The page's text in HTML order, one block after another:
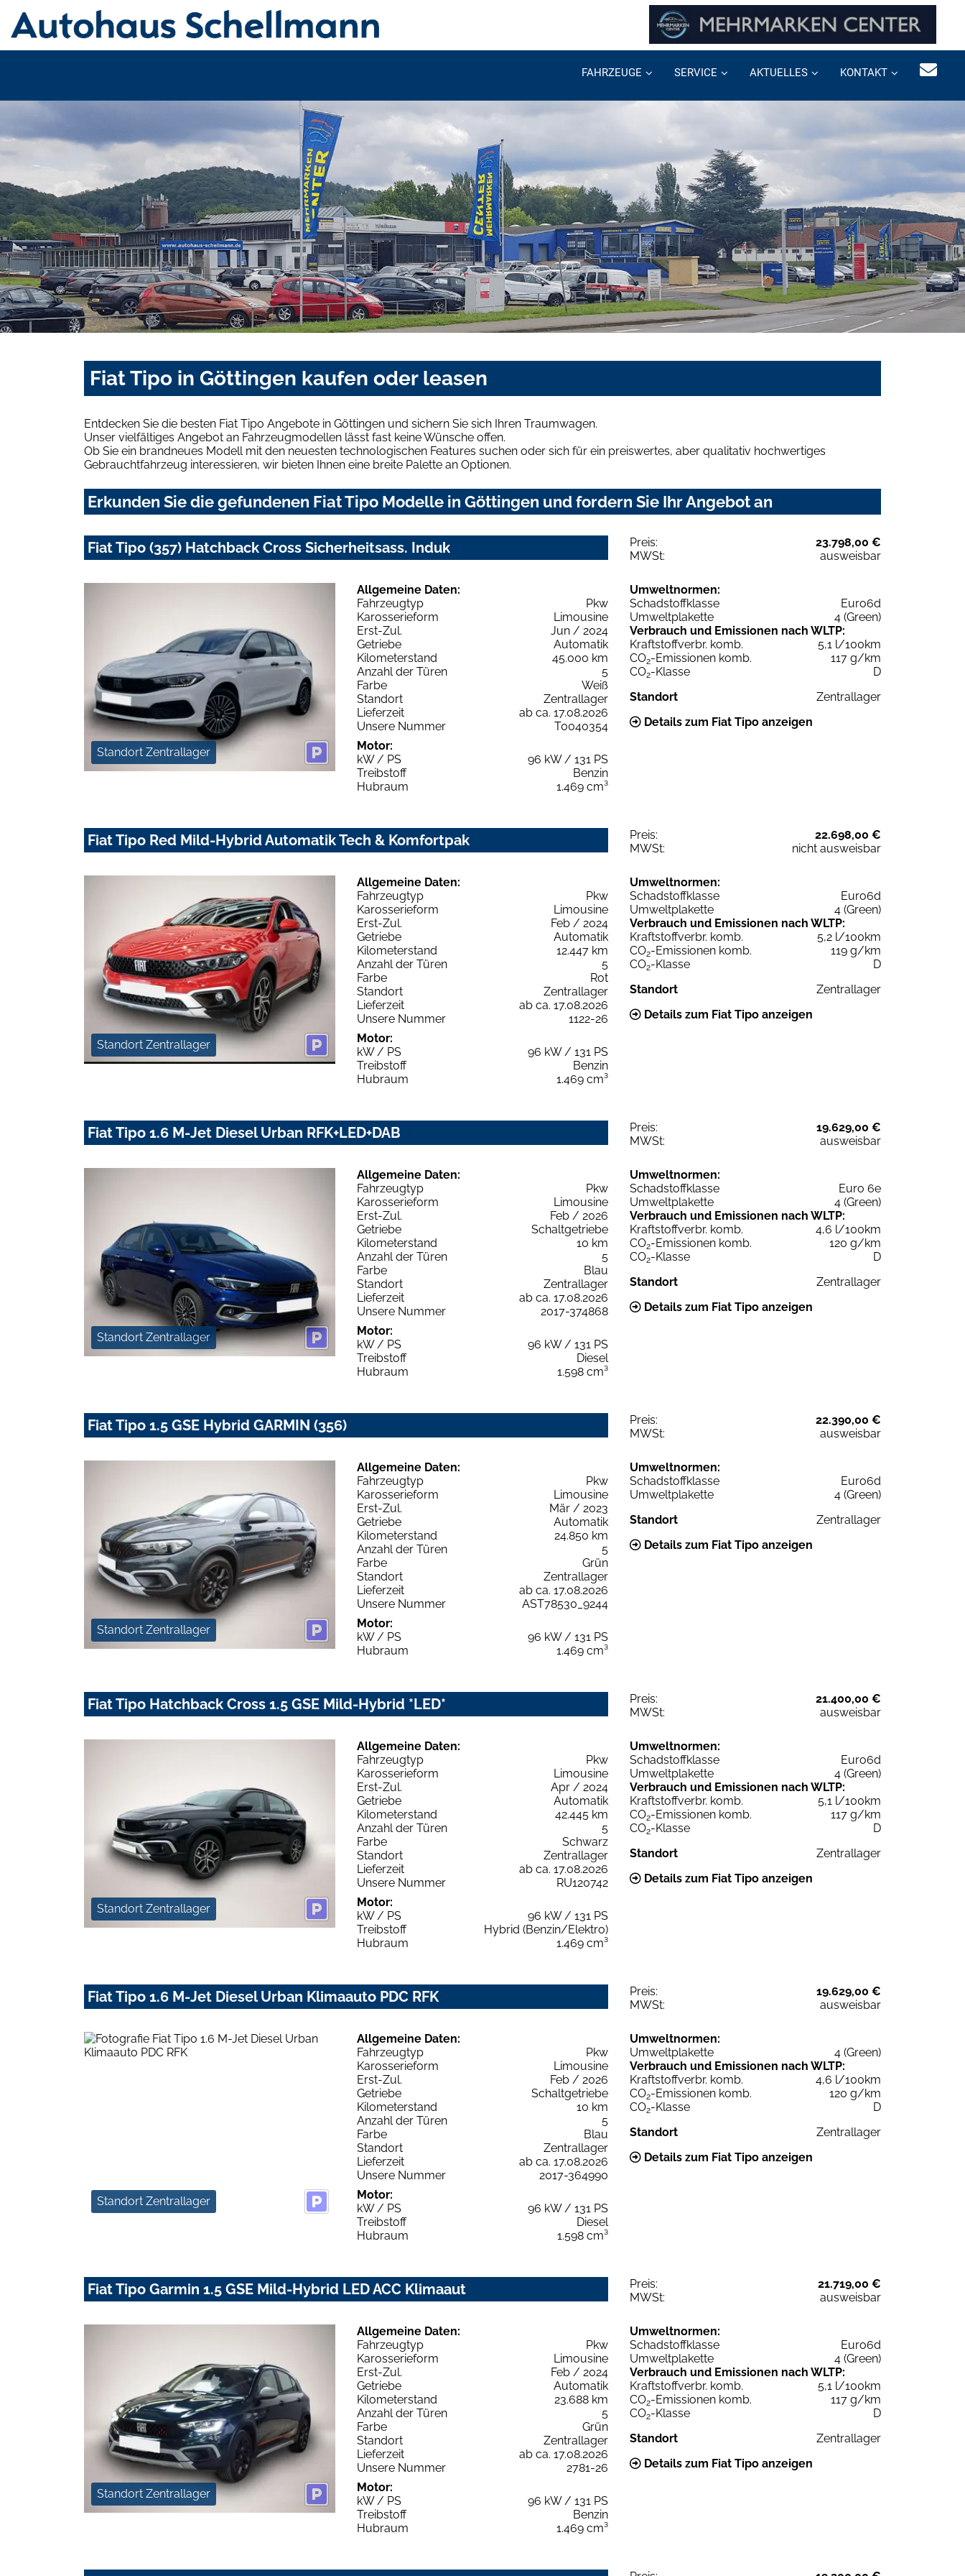
FAHRZEUGE SERVICE AKTUELLES KONTAKT
Fiat Tipo in Göttingen kaufen oder leasen
Entdecken Sie die besten Fiat Tipo Angebote in Göttingen und sichern Sie sich Ihren Traumwagen.
Unser vielfältiges Angebot an Fahrzeugmodellen lässt fast keine Wünsche offen.
Ob Sie ein brandneues Modell mit den neuesten technologischen Features suchen oder sich für ein preiswertes, aber qualitativ hochwertiges
Gebrauchtfahrzeug interessieren, wir bieten Ihnen eine breite Palette an Optionen.
Erkunden Sie die gefundenen Fiat Tipo Modelle in Göttingen und fordern Sie Ihr Angebot an
Fiat Tipo (357) Hatchback Cross Sicherheitsass. Induk Preis:
23.798,00 €
MWSt:
ausweisbar
Standort Zentrallager
Allgemeine Daten:
Fahrzeugtyp
Pkw
Karosserieform
Limousine
Erst-Zul.
Jun / 2024
Getriebe
Automatik
Kilometerstand
45.000 km
Anzahl der Türen
5
Farbe
Weiß
Standort
Zentrallager
Lieferzeit
ab ca. 17.08.2026
Unsere Nummer
T0040354
Motor:
kW / PS
96 kW / 131 PS
Treibstoff
Benzin
Hubraum
1.469 cm³
Umweltnormen:
Schadstoffklasse
Euro6d
Umweltplakette
4 (Green)
Verbrauch und Emissionen nach WLTP:
Kraftstoffverbr. komb.
5,1 l/100km
CO2-Emissionen komb.
117 g/km
CO2-Klasse
D
Standort
Zentrallager
Details zum Fiat Tipo anzeigen
Fiat Tipo Red Mild-Hybrid Automatik Tech & Komfortpak Preis:
22.698,00 €
MWSt:
nicht ausweisbar
Standort Zentrallager
Allgemeine Daten:
Fahrzeugtyp
Pkw
Karosserieform
Limousine
Erst-Zul.
Feb / 2024
Getriebe
Automatik
Kilometerstand
12.447 km
Anzahl der Türen
5
Farbe
Rot
Standort
Zentrallager
Lieferzeit
ab ca. 17.08.2026
Unsere Nummer
1122-26
Motor:
kW / PS
96 kW / 131 PS
Treibstoff
Benzin
Hubraum
1.469 cm³
Umweltnormen:
Schadstoffklasse
Euro6d
Umweltplakette
4 (Green)
Verbrauch und Emissionen nach WLTP:
Kraftstoffverbr. komb.
5,2 l/100km
CO2-Emissionen komb.
119 g/km
CO2-Klasse
D
Standort
Zentrallager
Details zum Fiat Tipo anzeigen
Fiat Tipo 1.6 M-Jet Diesel Urban RFK+LED+DAB Preis:
19.629,00 €
MWSt:
ausweisbar
Standort Zentrallager
Allgemeine Daten:
Fahrzeugtyp
Pkw
Karosserieform
Limousine
Erst-Zul.
Feb / 2026
Getriebe
Schaltgetriebe
Kilometerstand
10 km
Anzahl der Türen
5
Farbe
Blau
Standort
Zentrallager
Lieferzeit
ab ca. 17.08.2026
Unsere Nummer
2017-374868
Motor:
kW / PS
96 kW / 131 PS
Treibstoff
Diesel
Hubraum
1.598 cm³
Umweltnormen:
Schadstoffklasse
Euro 6e
Umweltplakette
4 (Green)
Verbrauch und Emissionen nach WLTP:
Kraftstoffverbr. komb.
4,6 l/100km
CO2-Emissionen komb.
120 g/km
CO2-Klasse
D
Standort
Zentrallager
Details zum Fiat Tipo anzeigen
Fiat Tipo 1.5 GSE Hybrid GARMIN (356) Preis:
22.390,00 €
MWSt:
ausweisbar
Standort Zentrallager
Allgemeine Daten:
Fahrzeugtyp
Pkw
Karosserieform
Limousine
Erst-Zul.
Mär / 2023
Getriebe
Automatik
Kilometerstand
24.850 km
Anzahl der Türen
5
Farbe
Grün
Standort
Zentrallager
Lieferzeit
ab ca. 17.08.2026
Unsere Nummer
AST78530_9244
Motor:
kW / PS
96 kW / 131 PS
Hubraum
1.469 cm³
Umweltnormen:
Schadstoffklasse
Euro6d
Umweltplakette
4 (Green)
Standort
Zentrallager
Details zum Fiat Tipo anzeigen
Fiat Tipo Hatchback Cross 1.5 GSE Mild-Hybrid *LED* Preis:
21.400,00 €
MWSt:
ausweisbar
Standort Zentrallager
Allgemeine Daten:
Fahrzeugtyp
Pkw
Karosserieform
Limousine
Erst-Zul.
Apr / 2024
Getriebe
Automatik
Kilometerstand
42.445 km
Anzahl der Türen
5
Farbe
Schwarz
Standort
Zentrallager
Lieferzeit
ab ca. 17.08.2026
Unsere Nummer
RU120742
Motor:
kW / PS
96 kW / 131 PS
Treibstoff
Hybrid (Benzin/Elektro)
Hubraum
1.469 cm³
Umweltnormen:
Schadstoffklasse
Euro6d
Umweltplakette
4 (Green)
Verbrauch und Emissionen nach WLTP:
Kraftstoffverbr. komb.
5,1 l/100km
CO2-Emissionen komb.
117 g/km
CO2-Klasse
D
Standort
Zentrallager
Details zum Fiat Tipo anzeigen
Fiat Tipo 1.6 M-Jet Diesel Urban Klimaauto PDC RFK Preis:
19.629,00 €
MWSt:
ausweisbar
Standort Zentrallager
Allgemeine Daten:
Fahrzeugtyp
Pkw
Karosserieform
Limousine
Erst-Zul.
Feb / 2026
Getriebe
Schaltgetriebe
Kilometerstand
10 km
Anzahl der Türen
5
Farbe
Blau
Standort
Zentrallager
Lieferzeit
ab ca. 17.08.2026
Unsere Nummer
2017-364990
Motor:
kW / PS
96 kW / 131 PS
Treibstoff
Diesel
Hubraum
1.598 cm³
Umweltnormen:
Umweltplakette
4 (Green)
Verbrauch und Emissionen nach WLTP:
Kraftstoffverbr. komb.
4,6 l/100km
CO2-Emissionen komb.
120 g/km
CO2-Klasse
D
Standort
Zentrallager
Details zum Fiat Tipo anzeigen
Fiat Tipo Garmin 1.5 GSE Mild-Hybrid LED ACC Klimaaut Preis:
21.719,00 €
MWSt:
ausweisbar
Standort Zentrallager
Allgemeine Daten:
Fahrzeugtyp
Pkw
Karosserieform
Limousine
Erst-Zul.
Feb / 2024
Getriebe
Automatik
Kilometerstand
23.688 km
Anzahl der Türen
5
Farbe
Grün
Standort
Zentrallager
Lieferzeit
ab ca. 17.08.2026
Unsere Nummer
2781-26
Motor:
kW / PS
96 kW / 131 PS
Treibstoff
Benzin
Hubraum
1.469 cm³
Umweltnormen:
Schadstoffklasse
Euro6d
Umweltplakette
4 (Green)
Verbrauch und Emissionen nach WLTP:
Kraftstoffverbr. komb.
5,1 l/100km
CO2-Emissionen komb.
117 g/km
CO2-Klasse
D
Standort
Zentrallager
Details zum Fiat Tipo anzeigen